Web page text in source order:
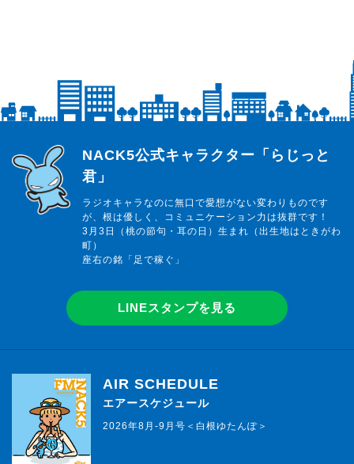
らじっと君
NACK5公式キャラクター「らじっと
君」
ラジオキャラなのに無口で愛想がない変わりものです
が、根は優しく、コミュニケーション力は抜群です！
3月3日（桃の節句・耳の日）生まれ（出生地はときがわ
町）
座右の銘「足で稼ぐ」
LINEスタンプを見る
AIR SCHEDULE
エアースケジュール
2026年8月-9月号＜白根ゆたんぽ＞